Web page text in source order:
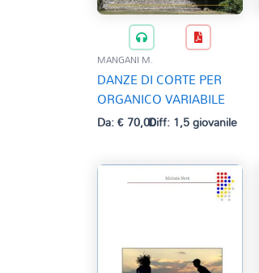
MANGANI M.
DANZE DI CORTE PER
ORGANICO VARIABILE
Da:€70,00Diff: 1,5 giovanile